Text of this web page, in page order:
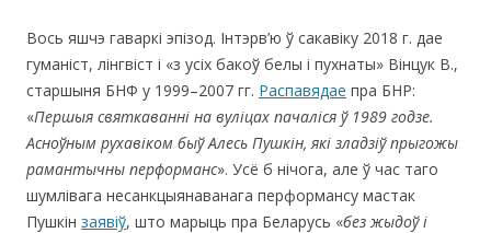
Вось яшчэ гаваркі эпізод. Інтэрв’ю ў сакавіку 2018 г. дае
гуманіст, лінгвіст і «з усіх бакоў белы і пухнаты» Вінцук В.,
старшыня БНФ у 1999–2007 гг. Распавядае пра БНР:
«Першыя святкаванні на вуліцах пачаліся ў 1989 годзе.
Асноўным рухавіком быў Алесь Пушкін, які зладзіў прыгожы
рамантычны перформанс». Усё б нічога, але ў час таго
шумлівага несанкцыянаванага перформансу мастак
Пушкін заявіў, што марыць пра Беларусь «без жыдоў і